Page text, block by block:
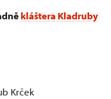
kláštera Kladruby
Krček